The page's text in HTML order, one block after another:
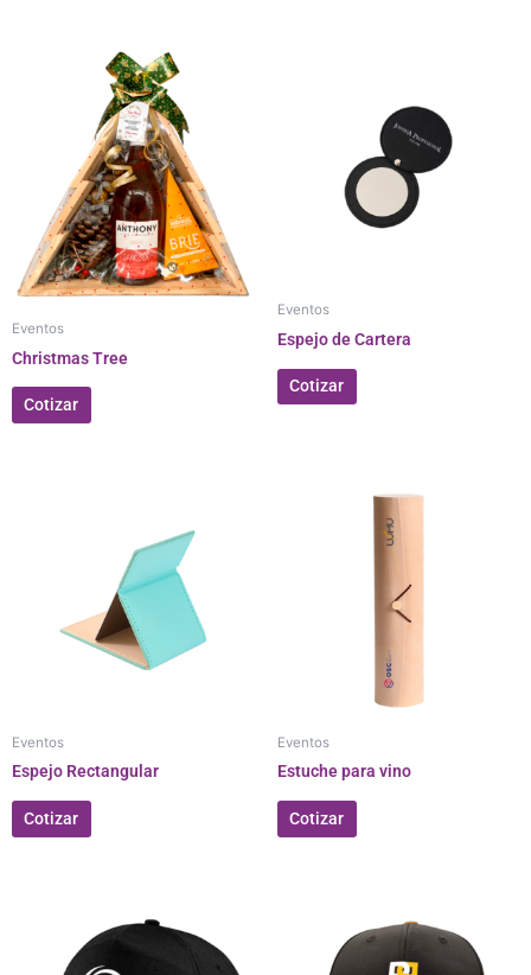
Eventos
Christmas Tree
Cotizar
Eventos
Espejo de Cartera
Cotizar
Eventos
Espejo Rectangular
Cotizar
Eventos
Estuche para vino
Cotizar